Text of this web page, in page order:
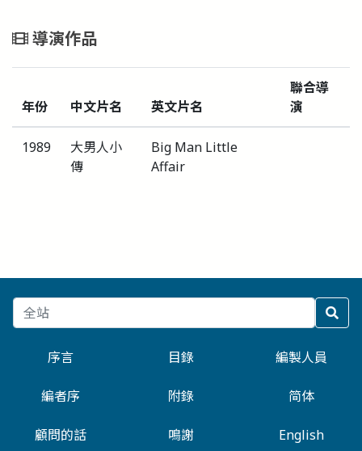
導演作品
年份 中文片名 英文片名
聯合導
演
1989
大男人小
傳
Big Man Little
Affair
序言 目錄 編製人員
編者序 附錄 简体
顧問的話 鳴謝 English